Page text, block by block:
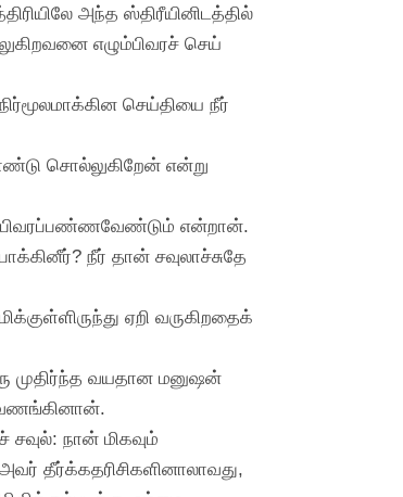
அந்த ஸ்திரீயினிடத்தில்
எழும்பிவரச் செய்
செய்தியை நீர்
சொல்லுகிறேன் என்று
என்றான்.
நீர் தான் சவுலாச்சுதே
ஏறி வருகிறதைக்
முதிர்ந்த வயதான மனுஷன்
வணங்கினான்.
நான் மிகவும்
தீர்க்கதரிசிகளினாலாவது,